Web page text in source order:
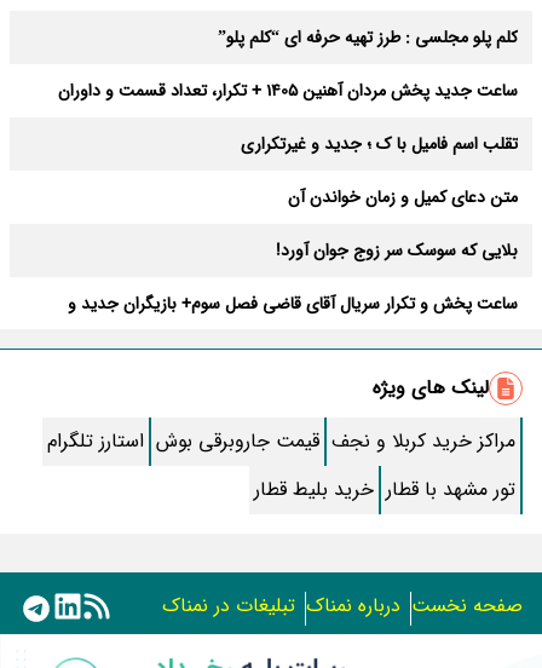
کلم پلو مجلسی : طرز تهیه حرفه ای “کلم پلو”
ساعت جدید پخش مردان آهنین 1405 + تکرار، تعداد قسمت و داوران
تقلب اسم فامیل با ک ؛ جدید و غیرتکراری
متن دعای کمیل و زمان خواندن آن
بلایی که سوسک سر زوج جوان آورد!
ساعت پخش و تکرار سریال آقای قاضی فصل سوم+ بازیگران جدید و
طرز تهیه سالاد ماکارونی خانگی خوشمزه و لذیذ + آموزش تصویری
طرز تهیه پاستا با سس آلفردو و مرغ فوری + آموزش تصویری پنه
جواب کامل اسم فامیل با “س”
ماه قرمز نشانه آخر دنیا در آسمان ظاهر شد !
جملات زیبا برای بهترین پدر دنیا
معجزات سوره توحید در برآورده شدن سریع حاجت
لینک های ویژه
مراکز خرید کربلا و نجف قیمت جاروبرقی بوش استارز تلگرام
تور مشهد با قطار خرید بلیط قطار
صفحه نخست درباره نمناک تبلیغات در نمناک